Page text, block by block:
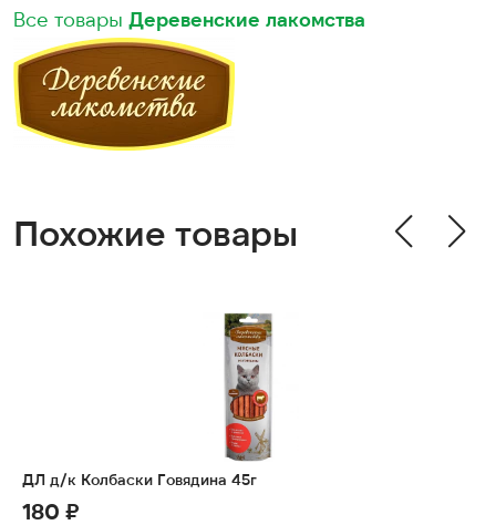
Все товары Деревенские лакомства
Похожие товары
ДЛ д/к Колбаски Говядина 45г
180 ₽